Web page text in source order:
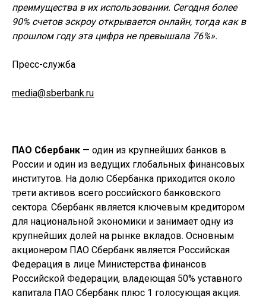
преимущества в их использовании. Сегодня более
90% счетов эскроу открывается онлайн, тогда как в
прошлом году эта цифра не превышала 76%».
Пресс-служба
media@sberbank.ru
ПАО Сбербанк — один из крупнейших банков в
России и один из ведущих глобальных финансовых
институтов. На долю Сбербанка приходится около
трети активов всего российского банковского
сектора. Сбербанк является ключевым кредитором
для национальной экономики и занимает одну из
крупнейших долей на рынке вкладов. Основным
акционером ПАО Сбербанк является Российская
Федерация в лице Министерства финансов
Российской Федерации, владеющая 50% уставного
капитала ПАО Сбербанк плюс 1 голосующая акция.